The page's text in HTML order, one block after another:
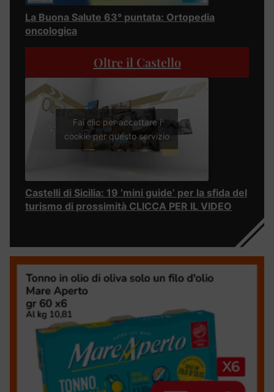
La Buona Salute 63° puntata: Ortopedia
oncologica
Oltre il Castello
Fai clic per accettare i
cookie per questo servizio
Castelli di Sicilia: 19 ‘mini guide’ per la sfida del
turismo di prossimità CLICCA PER IL VIDEO